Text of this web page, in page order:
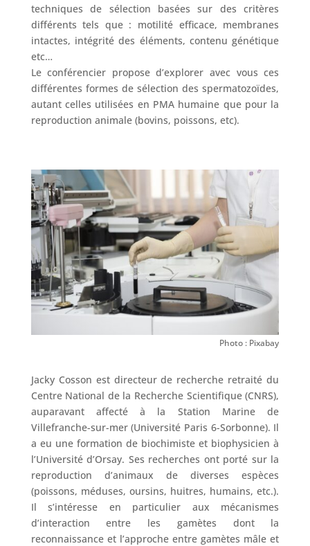
techniques de sélection basées sur des critères
différents tels que : motilité efficace, membranes
intactes, intégrité des éléments, contenu génétique
etc…
Le conférencier propose d’explorer avec vous ces
différentes formes de sélection des spermatozoïdes,
autant celles utilisées en PMA humaine que pour la
reproduction animale (bovins, poissons, etc).
Photo : Pixabay
Jacky Cosson est directeur de recherche retraité du
Centre National de la Recherche Scientifique (CNRS),
auparavant affecté à la Station Marine de
Villefranche-sur-mer (Université Paris 6-Sorbonne). Il
a eu une formation de biochimiste et biophysicien à
l’Université d’Orsay. Ses recherches ont porté sur la
reproduction d’animaux de diverses espèces
(poissons, méduses, oursins, huitres, humains, etc.).
Il s’intéresse en particulier aux mécanismes
d’interaction entre les gamètes dont la
reconnaissance et l’approche entre gamètes mâle et